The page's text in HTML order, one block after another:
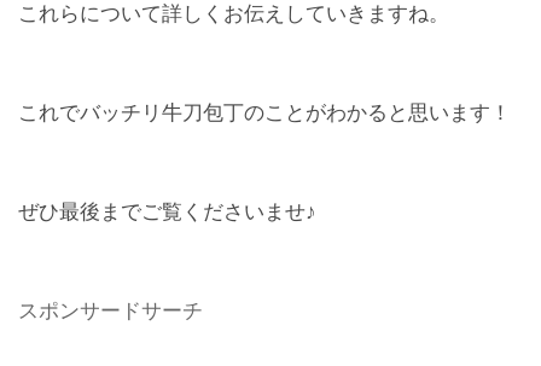
これらについて詳しくお伝えしていきますね。
これでバッチリ牛刀包丁のことがわかると思います！
ぜひ最後までご覧くださいませ♪
スポンサードサーチ